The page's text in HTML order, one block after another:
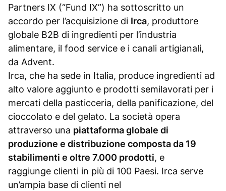
Partners IX (“Fund IX”) ha sottoscritto un
accordo per l’acquisizione di Irca, produttore
globale B2B di ingredienti per l’industria
alimentare, il food service e i canali artigianali,
da Advent.
Irca, che ha sede in Italia, produce ingredienti ad
alto valore aggiunto e prodotti semilavorati per i
mercati della pasticceria, della panificazione, del
cioccolato e del gelato. La società opera
attraverso una piattaforma globale di
produzione e distribuzione composta da 19
stabilimenti e oltre 7.000 prodotti, e
raggiunge clienti in più di 100 Paesi. Irca serve
un’ampia base di clienti nel